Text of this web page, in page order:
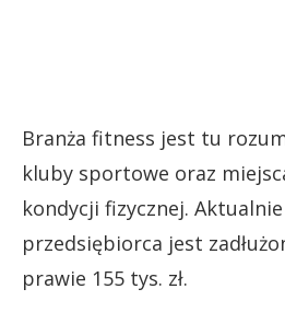
Branża fitness jest tu
kluby sportowe oraz
kondycji fizycznej.
przedsiębiorca jest
prawie 155 tys. zł.